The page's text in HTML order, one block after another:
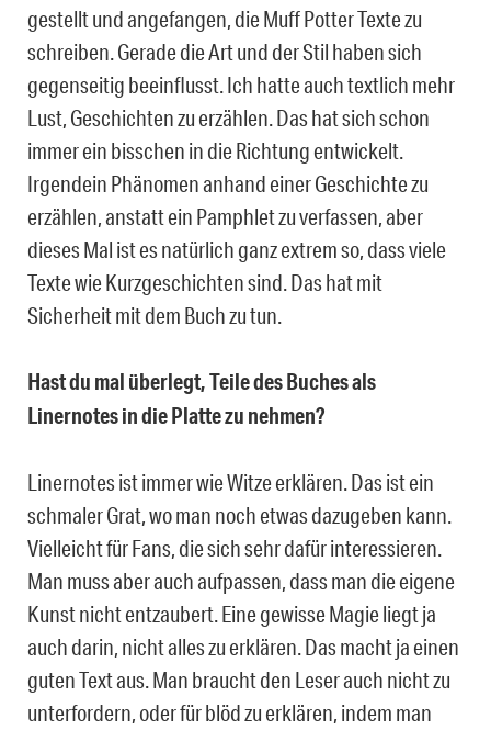
gestellt und angefangen, die Muff Potter Texte zu
schreiben. Gerade die Art und der Stil haben sich
gegenseitig beeinflusst. Ich hatte auch textlich mehr
Lust, Geschichten zu erzählen. Das hat sich schon
immer ein bisschen in die Richtung entwickelt.
Irgendein Phänomen anhand einer Geschichte zu
erzählen, anstatt ein Pamphlet zu verfassen, aber
dieses Mal ist es natürlich ganz extrem so, dass viele
Texte wie Kurzgeschichten sind. Das hat mit
Sicherheit mit dem Buch zu tun.
Hast du mal überlegt, Teile des Buches als
Linernotes in die Platte zu nehmen?
Linernotes ist immer wie Witze erklären. Das ist ein
schmaler Grat, wo man noch etwas dazugeben kann.
Vielleicht für Fans, die sich sehr dafür interessieren.
Man muss aber auch aufpassen, dass man die eigene
Kunst nicht entzaubert. Eine gewisse Magie liegt ja
auch darin, nicht alles zu erklären. Das macht ja einen
guten Text aus. Man braucht den Leser auch nicht zu
unterfordern, oder für blöd zu erklären, indem man